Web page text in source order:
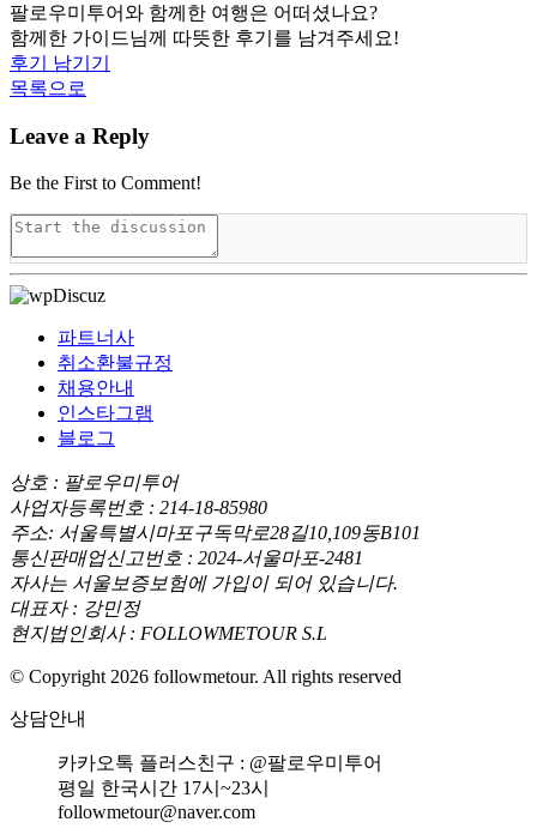
팔로우미투어와 함께한 여행은 어떠셨나요?
함께한 가이드님께 따뜻한 후기를 남겨주세요!
후기 남기기
목록으로
Leave a Reply
Be the First to Comment!
파트너사
취소환불규정
채용안내
인스타그램
블로그
상호 : 팔로우미투어
사업자등록번호 : 214-18-85980
주소: 서울특별시마포구독막로28길10,109동B101
통신판매업신고번호 : 2024-서울마포-2481
자사는 서울보증보험에 가입이 되어 있습니다.
대표자 : 강민정
현지법인회사 : FOLLOWMETOUR S.L
© Copyright 2026 followmetour. All rights reserved
상담안내
카카오톡 플러스친구 : @팔로우미투어
평일 한국시간 17시~23시
followmetour@naver.com